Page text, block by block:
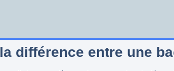
différence entre une